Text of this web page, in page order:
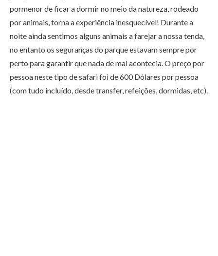
pormenor de ficar a dormir no meio da natureza, rodeado
por animais, torna a experiência inesquecível! Durante a
noite ainda sentimos alguns animais a farejar a nossa tenda,
no entanto os seguranças do parque estavam sempre por
perto para garantir que nada de mal acontecia. O preço por
pessoa neste tipo de safari foi de 600 Dólares por pessoa
(com tudo incluído, desde transfer, refeições, dormidas, etc).